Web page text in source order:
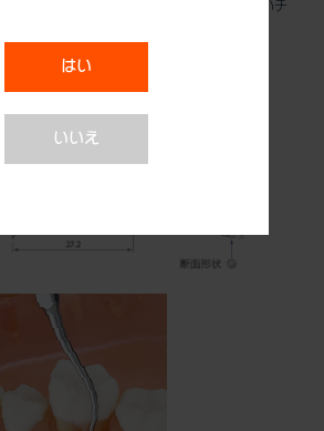
はい
いいえ
、 臼歯部の隣接面へのアクセスが行いやすいチ